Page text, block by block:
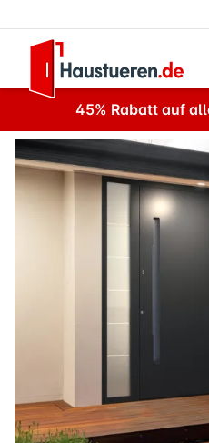
Zum
45% Rabatt auf